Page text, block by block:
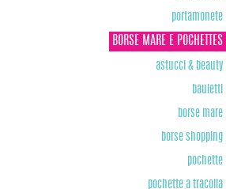
portamonete
BORSE MARE E POCHETTES
astucci & beauty
bauletti
borse mare
borse shopping
pochette
pochette a tracolla